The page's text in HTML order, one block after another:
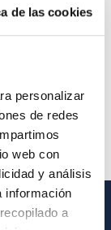
de las cookies
personalizar
de redes
web con
y análisis
información
a